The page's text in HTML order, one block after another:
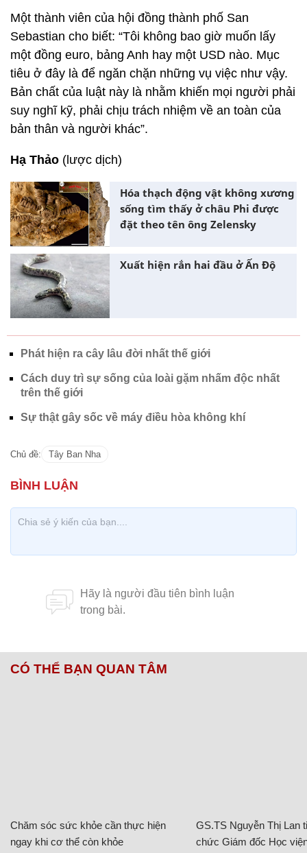
Một thành viên của hội đồng thành phố San
Sebastian cho biết: “Tôi không bao giờ muốn lấy
một đồng euro, bảng Anh hay một USD nào. Mục
tiêu ở đây là để ngăn chặn những vụ việc như vậy.
Bản chất của luật này là nhằm khiến mọi người phải
suy nghĩ kỹ, phải chịu trách nhiệm về an toàn của
bản thân và người khác”.
Hạ Thảo (lược dịch)
Hóa thạch động vật không xương
sống tìm thấy ở châu Phi được
đặt theo tên ông Zelensky
Xuất hiện rắn hai đầu ở Ấn Độ
Phát hiện ra cây lâu đời nhất thế giới
Cách duy trì sự sống của loài gặm nhấm độc nhất
trên thế giới
Sự thật gây sốc về máy điều hòa không khí
Chủ đề: Tây Ban Nha
CÓ THỂ BẠN QUAN TÂM
Chăm sóc sức khỏe cần thực hiện
ngay khi cơ thể còn khỏe
GS.TS Nguyễn Thị Lan
chức Giám đốc Học